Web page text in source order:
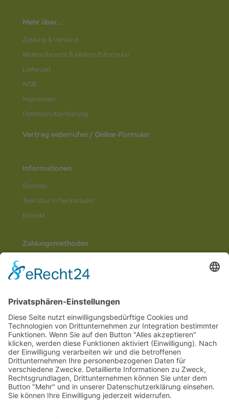
Mehr über...
Zahlung & Versand
Widerrufsrecht & Widerrufsformular
Lieferzeit
AGB
Impressum
Datenschutz­erklärung
Vertrag widerrufen / Online-Formular
Informationen
Sitemap
Teecultur in Neckarsulm
Kontakt
Zahlungsmethoden
Social Media
© 2026Internetwerbung by Webjoker.eu
Wir sind IhrOnline www für ganz Deutschlandund alle Bundesländer wieBaden-
Würtemberg,Bayern,Hessen,Saarland,Rheinland-Pfalz,Nordrhein-
Westfalen
Thüringen Bremen Hamburg , Schleswig-Holstein
Mecklenburg-
Vorpommern,Niedersachsen,Sachsen ,Sachsen-Anhalt